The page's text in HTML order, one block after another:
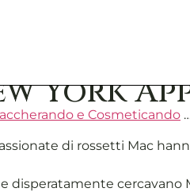
York
e Cosmeticando
di rossetti Mac
cercavano